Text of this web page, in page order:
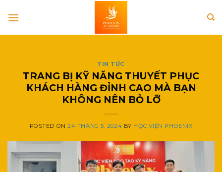
TIN TỨC
TRANG BỊ KỸ NĂNG THUYẾT PHỤC
KHÁCH HÀNG ĐỈNH CAO MÀ BẠN
KHÔNG NÊN BỎ LỠ
POSTED ON24 THÁNG 5, 2024 BY HỌC VIỆN PHOENIX